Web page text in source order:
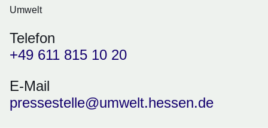
Umwelt
Telefon
+49 611 815 10 20
E-Mail
pressestelle@umwelt.hessen.de